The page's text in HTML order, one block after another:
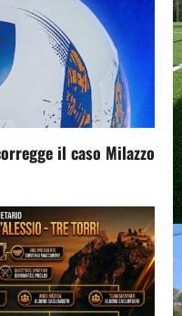
il caso Milazzo